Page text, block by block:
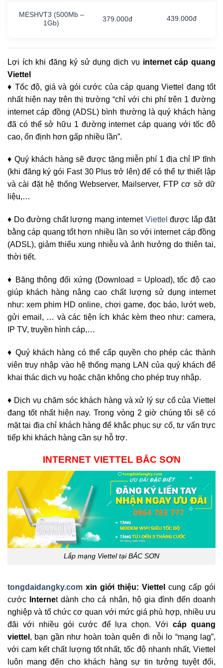
MESHVT3 (500Mb –
1Gb)
379.000đ 439.000đ
Lợi ích khi đăng ký sử dụng dịch vụ internet cáp quang
Viettel
♦ Tốc độ, giá và gói cước của cáp quang Viettel đang tốt
nhất hiện nay trên thị trường “chỉ với chi phí trên 1 đường
internet cáp đồng (ADSL) bình thường là quý khách hàng
đã có thể sở hữu 1 đường internet cáp quang với tốc độ
cao, ổn định hơn gấp nhiều lần”.
♦ Quý khách hàng sẽ được tặng miễn phí 1 địa chỉ IP tĩnh
(khi đăng ký gói Fast 30 Plus trở lên) để có thể tự thiết lập
và cài đặt hệ thống Webserver, Mailserver, FTP cơ sở dữ
liệu,…
♦ Do đường chất lượng mạng internet Viettel được lắp đặt
bằng cáp quang tốt hơn nhiều lần so với internet cáp đồng
(ADSL), giảm thiểu xung nhiễu và ảnh hưởng do thiên tai,
thời tiết.
♦ Băng thông đối xứng (Download = Upload), tốc độ cao
giúp khách hàng nâng cao chất lượng sử dụng internet
như: xem phim HD online, chơi game, đọc báo, lướt web,
gửi email, … và các tiện ích khác kèm theo như: camera,
IP TV, truyền hình cáp,…
♦ Quý khách hàng có thể cấp quyền cho phép các thành
viên truy nhập vào hệ thống mạng LAN của quý khách để
khai thác dịch vụ hoặc chặn không cho phép truy nhập.
♦ Dịch vụ chăm sóc khách hàng và xử lý sự cố của Viettel
đang tốt nhất hiện nay. Trong vòng 2 giờ chúng tôi sẽ có
mặt tại địa chỉ khách hàng để khắc phục sự cố, tư vấn trực
tiếp khi khách hàng cần sự hỗ trợ.
INTERNET VIETTEL BẮC SƠN
Lắp mạng Viettel tại BẮC SƠN
tongdaidangky.com xin giới thiệu: Viettel cung cấp gói
cước
Internet dành cho cá nhân, hộ gia đình đến doanh
nghiệp và tổ chức cơ quan với mức giá phù hợp, nhiều ưu
đãi với nhiều gói cước để lựa chọn. Vớicáp quang
viettel , bạn gần như hoàn toàn quên đi nỗi lo “mạng lag”,
với cam kết chất lượng tốt nhất, tốc độ nhanh nhất, Viettel
luôn mang đến cho khách hàng sự tin tưởng tuyệt đối,